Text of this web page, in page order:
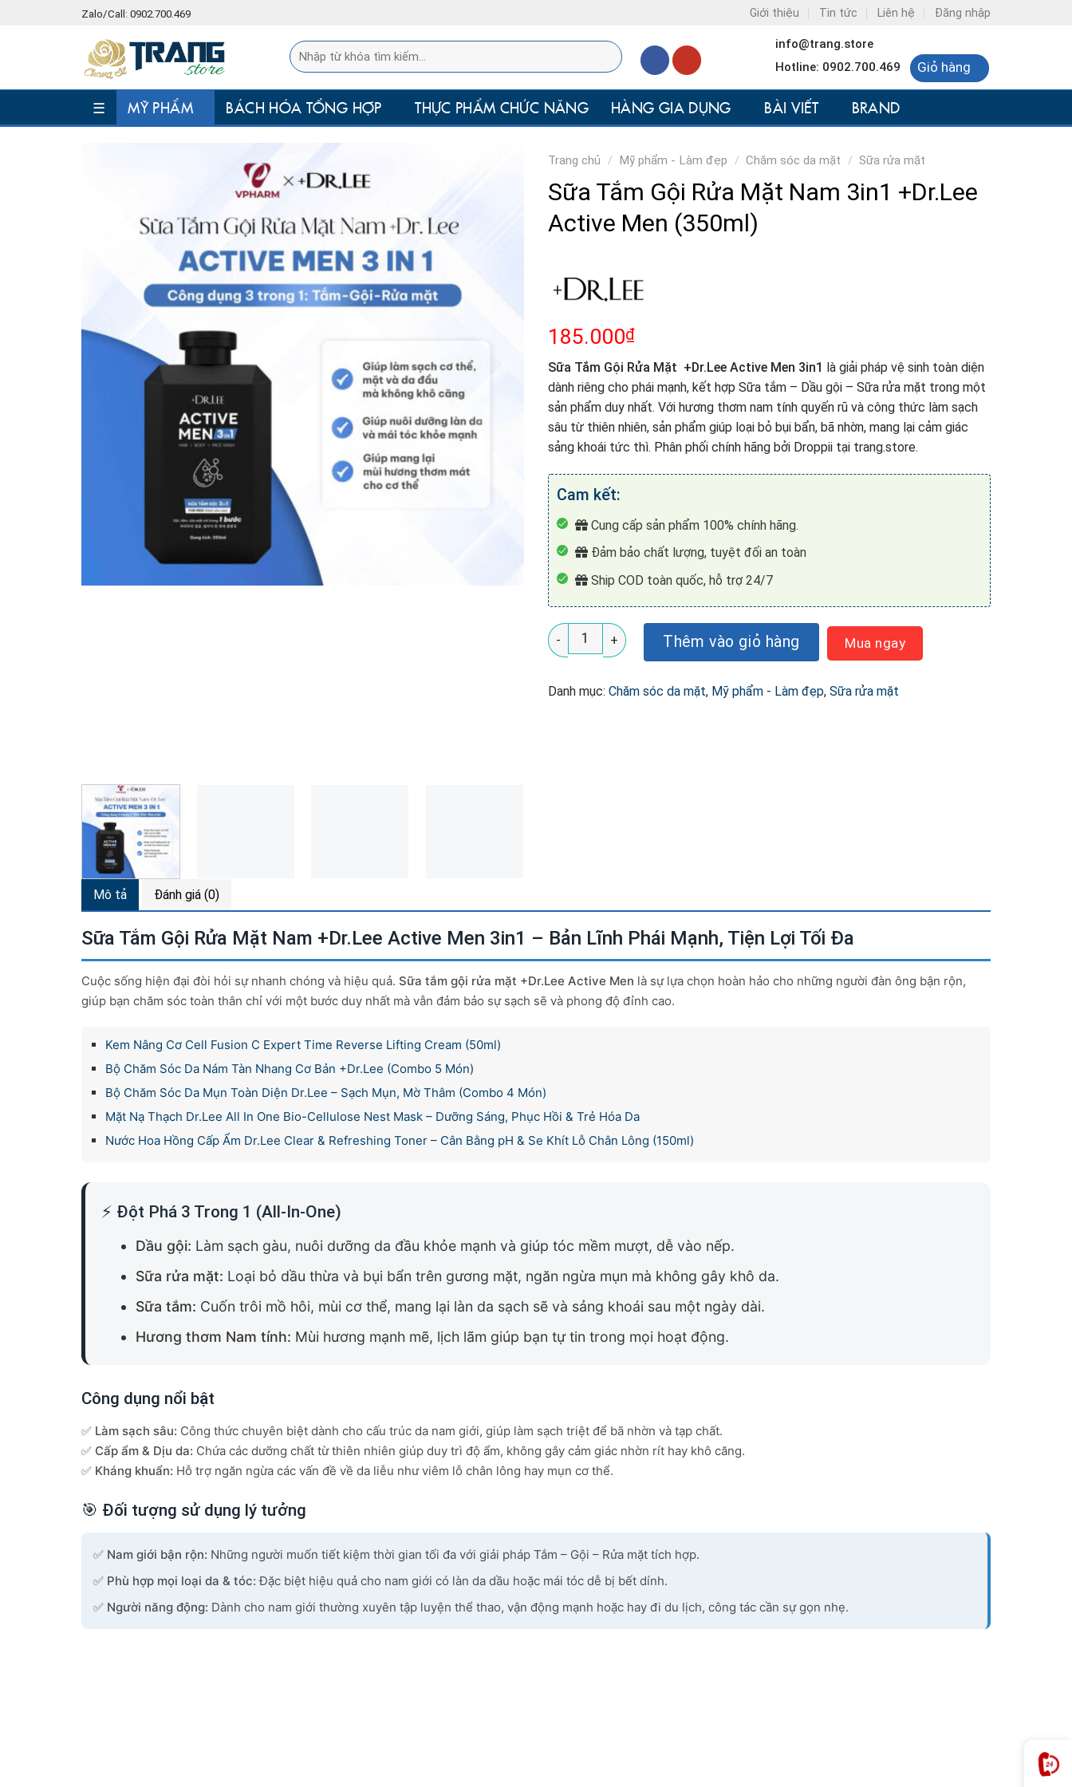
Zalo/Call: 0902.700.469 Giới thiệu Tin tức Liên hệ Đăng nhập
info@trang.store
Hotline: 0902.700.469
Giỏ hàng
☰ MỸ PHẨM BÁCH HÓA TỔNG HỢP THỰC PHẨM CHỨC NĂNG HÀNG GIA DỤNG BÀI VIẾT BRAND
Trang chủ / Mỹ phẩm - Làm đẹp / Chăm sóc da mặt / Sữa rửa mặt
Sữa Tắm Gội Rửa Mặt Nam 3in1 +Dr.Lee
Active Men (350ml)
185.000₫
Sữa Tắm Gội Rửa Mặt +Dr.Lee Active Men 3in1 là giải pháp vệ sinh toàn diện
dành riêng cho phái mạnh, kết hợp Sữa tắm – Dầu gội – Sữa rửa mặt trong một
sản phẩm duy nhất. Với hương thơm nam tính quyến rũ và công thức làm sạch
sâu từ thiên nhiên, sản phẩm giúp loại bỏ bụi bẩn, bã nhờn, mang lại cảm giác
sảng khoái tức thì. Phân phối chính hãng bởi Droppii tại trang.store.
Cam kết:
Cung cấp sản phẩm 100% chính hãng.
Đảm bảo chất lượng, tuyệt đối an toàn
Ship COD toàn quốc, hỗ trợ 24/7
Sữa Tắm Gội Rửa Mặt Nam 3in1 +Dr.Lee Active Men (350ml) số lượng
Thêm vào giỏ hàng Mua ngay
Danh mục: Chăm sóc da mặt, Mỹ phẩm - Làm đẹp, Sữa rửa mặt
Mô tả Đánh giá (0)
Sữa Tắm Gội Rửa Mặt Nam +Dr.Lee Active Men 3in1 – Bản Lĩnh Phái Mạnh, Tiện Lợi Tối Đa
Cuộc sống hiện đại đòi hỏi sự nhanh chóng và hiệu quả. Sữa tắm gội rửa mặt +Dr.Lee Active Men là sự lựa chọn hoàn hảo cho những người đàn ông bận rộn,
giúp bạn chăm sóc toàn thân chỉ với một bước duy nhất mà vẫn đảm bảo sự sạch sẽ và phong độ đỉnh cao.
Kem Nâng Cơ Cell Fusion C Expert Time Reverse Lifting Cream (50ml)
Bộ Chăm Sóc Da Nám Tàn Nhang Cơ Bản +Dr.Lee (Combo 5 Món)
Bộ Chăm Sóc Da Mụn Toàn Diện Dr.Lee – Sạch Mụn, Mờ Thâm (Combo 4 Món)
Mặt Nạ Thạch Dr.Lee All In One Bio-Cellulose Nest Mask – Dưỡng Sáng, Phục Hồi & Trẻ Hóa Da
Nước Hoa Hồng Cấp Ẩm Dr.Lee Clear & Refreshing Toner – Cân Bằng pH & Se Khít Lỗ Chân Lông (150ml)
⚡ Đột Phá 3 Trong 1 (All-In-One)
Dầu gội: Làm sạch gàu, nuôi dưỡng da đầu khỏe mạnh và giúp tóc mềm mượt, dễ vào nếp.
Sữa rửa mặt: Loại bỏ dầu thừa và bụi bẩn trên gương mặt, ngăn ngừa mụn mà không gây khô da.
Sữa tắm: Cuốn trôi mồ hôi, mùi cơ thể, mang lại làn da sạch sẽ và sảng khoái sau một ngày dài.
Hương thơm Nam tính: Mùi hương mạnh mẽ, lịch lãm giúp bạn tự tin trong mọi hoạt động.
Công dụng nổi bật
✅ Làm sạch sâu: Công thức chuyên biệt dành cho cấu trúc da nam giới, giúp làm sạch triệt để bã nhờn và tạp chất.
✅ Cấp ẩm & Dịu da: Chứa các dưỡng chất từ thiên nhiên giúp duy trì độ ẩm, không gây cảm giác nhờn rít hay khô căng.
✅ Kháng khuẩn: Hỗ trợ ngăn ngừa các vấn đề về da liễu như viêm lỗ chân lông hay mụn cơ thể.
🎯 Đối tượng sử dụng lý tưởng
✅ Nam giới bận rộn: Những người muốn tiết kiệm thời gian tối đa với giải pháp Tắm – Gội – Rửa mặt tích hợp.
✅ Phù hợp mọi loại da & tóc: Đặc biệt hiệu quả cho nam giới có làn da dầu hoặc mái tóc dễ bị bết dính.
✅ Người năng động: Dành cho nam giới thường xuyên tập luyện thể thao, vận động mạnh hoặc hay đi du lịch, công tác cần sự gọn nhẹ.